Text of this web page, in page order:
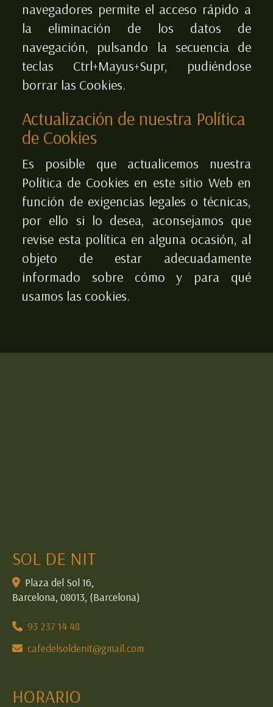
navegadores permite el acceso rápido a
la eliminación de los datos de
navegación, pulsando la secuencia de
teclas Ctrl+Mayus+Supr, pudiéndose
borrar las Cookies.
Actualización de nuestra Política
de Cookies
Es posible que actualicemos nuestra
Política de Cookies en este sitio Web en
función de exigencias legales o técnicas,
por ello si lo desea, aconsejamos que
revise esta política en alguna ocasión, al
objeto de estar adecuadamente
informado sobre cómo y para qué
usamos las cookies.
SOL DE NIT
Plaza del Sol 16,
Barcelona 08013 (Barcelona)
93 237 14 48
cafedelsoldenit
gmail.com
HORARIO